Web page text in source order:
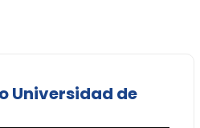
Universidad de